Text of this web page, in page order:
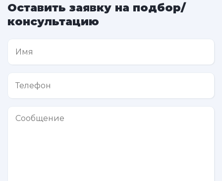
Оставить заявку на подбор/
консультацию